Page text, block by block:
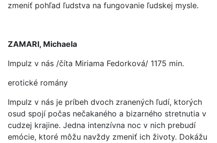
zmeniť pohľad ľudstva na fungovanie ľudskej mysle.
ZAMARI, Michaela
Impulz v nás /číta Miriama Fedorková/ 1175 min.
erotické romány
Impulz v nás je príbeh dvoch zranených ľudí, ktorých
osud spojí počas nečakaného a bizarného stretnutia v
cudzej krajine. Jedna intenzívna noc v nich prebudí
emócie, ktoré môžu navždy zmeniť ich životy. Dokážu